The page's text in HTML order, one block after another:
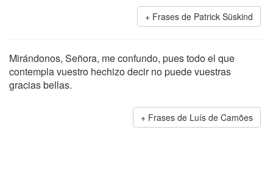
Frases de Patrick Süskind
Mirándonos, Señora, me confundo, pues todo el que
contempla vuestro hechizo decir no puede vuestras
gracias bellas.
Frases de Luís de Camões